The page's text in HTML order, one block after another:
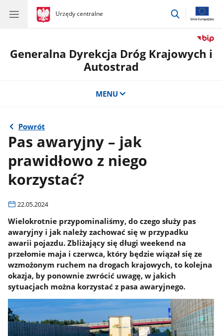
gov.pl
Urzędy centralne
gov.pl
Urzędy
przejdź
Generalna Dyrekcja Dróg Krajowych i
Autostrad
MENU
Powrót
Pas awaryjny – jak
prawidłowo z niego
korzystać?
22.05.2024
Wielokrotnie przypominaliśmy, do czego służy pas
awaryjny i jak należy zachować się w przypadku
awarii pojazdu. Zbliżający się długi weekend na
przełomie maja i czerwca, który będzie wiązał się ze
wzmożonym ruchem na drogach krajowych, to kolejna
okazja, by ponownie zwrócić uwagę, w jakich
sytuacjach można korzystać z pasa awaryjnego.